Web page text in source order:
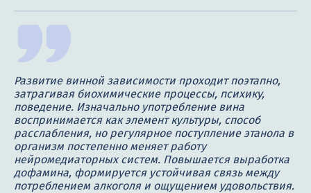
Развитие винной зависимости проходит поэтапно,
затрагивая биохимические процессы, психику,
поведение. Изначально употребление вина
воспринимается как элемент культуры, способ
расслабления, но регулярное поступление этанола в
организм постепенно меняет работу
нейромедиаторных систем. Повышается выработка
дофамина, формируется устойчивая связь между
потреблением алкоголя и ощущением удовольствия.